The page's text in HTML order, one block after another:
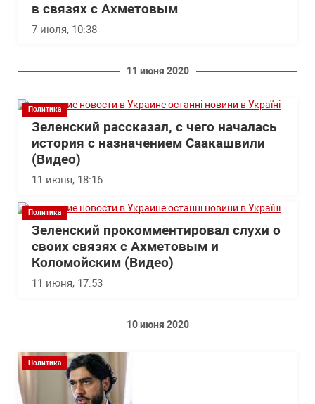
в связях с Ахметовым
7 июля, 10:38
11 июня 2020
Политика
Зеленский рассказал, с чего началась
история с назначением Саакашвили
(Видео)
11 июня, 18:16
Политика
Зеленский прокомментировал слухи о
своих связях с Ахметовым и
Коломойским (Видео)
11 июня, 17:53
10 июня 2020
Политика